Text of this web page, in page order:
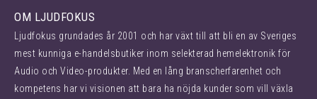
OM LJUDFOKUS
Ljudfokus grundades år 2001 och har växt till att bli en av Sveriges
mest kunniga e-handelsbutiker inom selekterad hemelektronik för
Audio och Video-produkter. Med en lång branscherfarenhet och
kompetens har vi visionen att bara ha nöjda kunder som vill växla